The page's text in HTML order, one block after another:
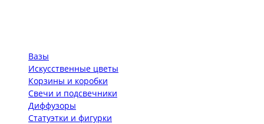
Вазы
Искусственные цветы
Корзины и коробки
Свечи и подсвечники
Диффузоры
Статуэтки и фигурки